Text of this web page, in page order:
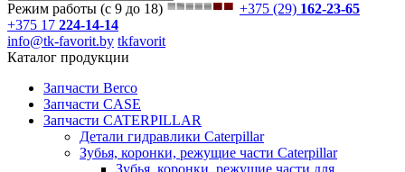
Режим работы (с 9 до 18) +375 (29) 162-23-65
+375 17 224-14-14
info@tk-favorit.by tkfavorit
Каталог продукции
Запчасти Berco
Запчасти CASE
Запчасти CATERPILLAR
Детали гидравлики Caterpillar
Зубья, коронки, режущие части Caterpillar
Зубья, коронки, режущие части для